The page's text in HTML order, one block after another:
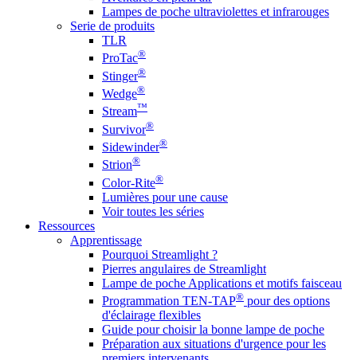
Lampes de poche ultraviolettes et infrarouges
Serie de produits
TLR
ProTac®
Stinger®
Wedge®
Stream™
Survivor®
Sidewinder®
Strion®
Color-Rite®
Lumières pour une cause
Voir toutes les séries
Ressources
Apprentissage
Pourquoi Streamlight ?
Pierres angulaires de Streamlight
Lampe de poche Applications et motifs faisceau
Programmation TEN-TAP® pour des options
d'éclairage flexibles
Guide pour choisir la bonne lampe de poche
Préparation aux situations d'urgence pour les